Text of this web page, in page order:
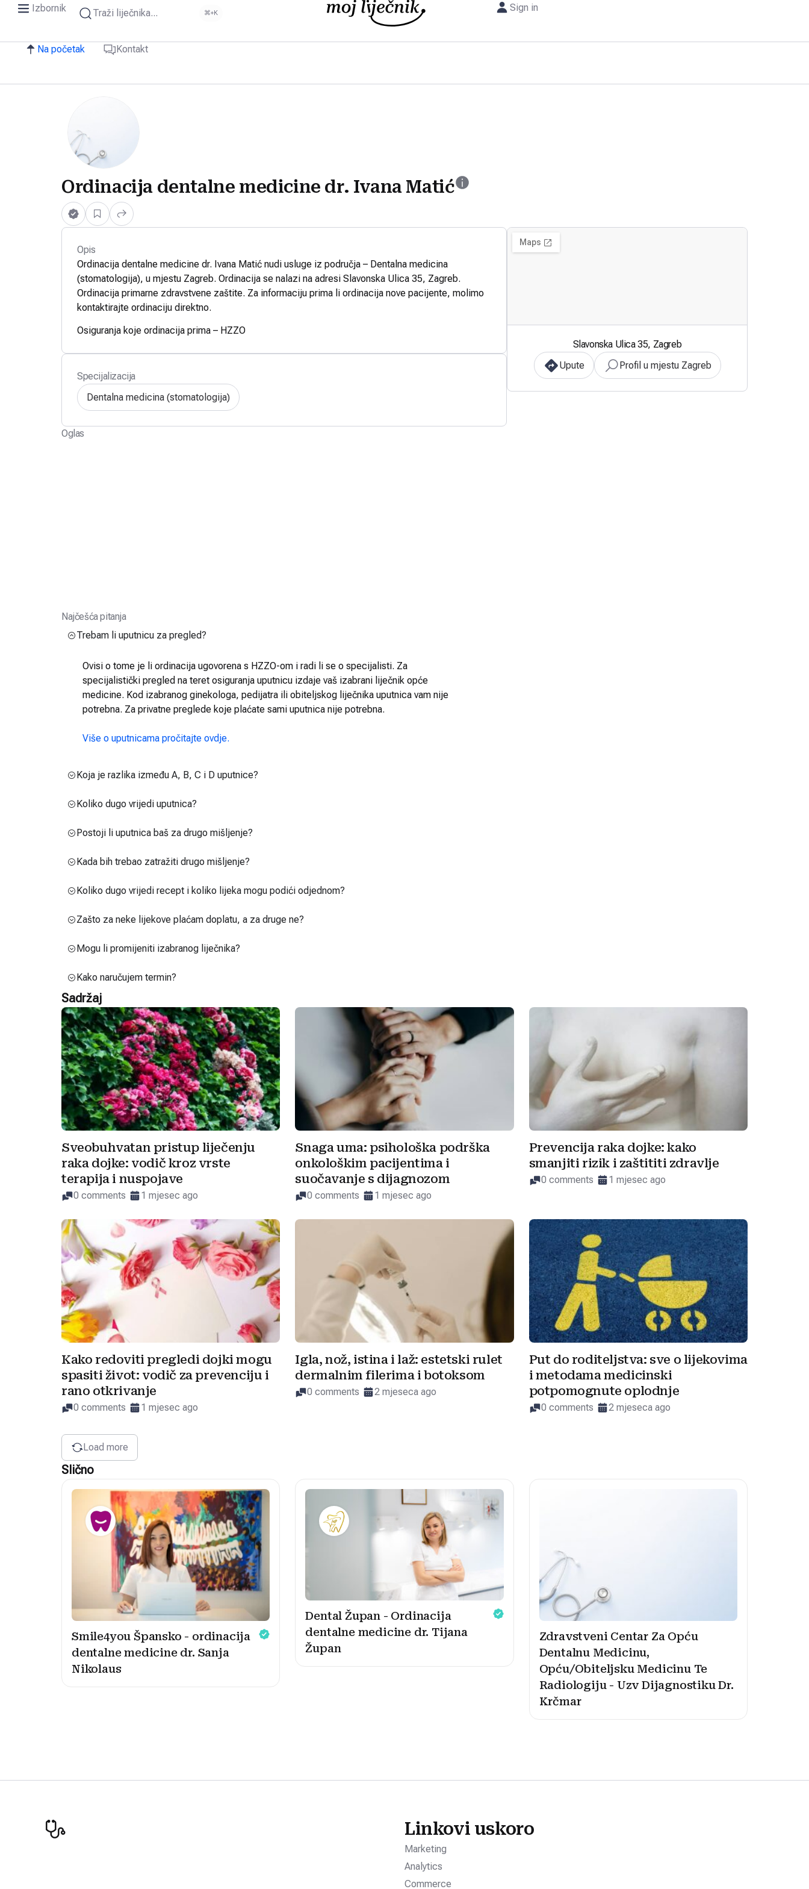
Izbornik Traži liječnika... ⌘+K Sign in
Na početak Kontakt
Ordinacija dentalne medicine dr. Ivana Matić
Opis
Ordinacija dentalne medicine dr. Ivana Matić nudi usluge iz područja – Dentalna medicina
(stomatologija), u mjestu Zagreb. Ordinacija se nalazi na adresi Slavonska Ulica 35, Zagreb.
Ordinacija primarne zdravstvene zaštite. Za informaciju prima li ordinacija nove pacijente, molimo
kontaktirajte ordinaciju direktno.
Osiguranja koje ordinacija prima – HZZO
Specijalizacija
Dentalna medicina (stomatologija)
Oglas
Slavonska Ulica 35, Zagreb
Upute
Profil u mjestu Zagreb
Najčešća pitanja
Trebam li uputnicu za pregled?
Ovisi o tome je li ordinacija ugovorena s HZZO-om i radi li se o specijalisti. Za
specijalistički pregled na teret osiguranja uputnicu izdaje vaš izabrani liječnik opće
medicine. Kod izabranog ginekologa, pedijatra ili obiteljskog liječnika uputnica vam nije
potrebna. Za privatne preglede koje plaćate sami uputnica nije potrebna.
Više o uputnicama pročitajte ovdje.
Koja je razlika između A, B, C i D uputnice?
Koliko dugo vrijedi uputnica?
Postoji li uputnica baš za drugo mišljenje?
Kada bih trebao zatražiti drugo mišljenje?
Koliko dugo vrijedi recept i koliko lijeka mogu podići odjednom?
Zašto za neke lijekove plaćam doplatu, a za druge ne?
Mogu li promijeniti izabranog liječnika?
Kako naručujem termin?
Sadržaj
Sveobuhvatan pristup liječenju
raka dojke: vodič kroz vrste
terapija i nuspojave
0 comments 1 mjesec ago
Snaga uma: psihološka podrška
onkološkim pacijentima i
suočavanje s dijagnozom
0 comments 1 mjesec ago
Prevencija raka dojke: kako
smanjiti rizik i zaštititi zdravlje
0 comments 1 mjesec ago
Kako redoviti pregledi dojki mogu
spasiti život: vodič za prevenciju i
rano otkrivanje
0 comments 1 mjesec ago
Igla, nož, istina i laž: estetski rulet
dermalnim filerima i botoksom
0 comments 2 mjeseca ago
Put do roditeljstva: sve o lijekovima
i metodama medicinski
potpomognute oplodnje
0 comments 2 mjeseca ago
Load more
Slično
Smile4you Špansko - ordinacija
dentalne medicine dr. Sanja
Nikolaus
Dental Župan - Ordinacija
dentalne medicine dr. Tijana
Župan
Zdravstveni Centar Za Opću
Dentalnu Medicinu,
Opću/Obiteljsku Medicinu Te
Radiologiju - Uzv Dijagnostiku Dr.
Krčmar
Linkovi uskoro
Marketing
Analytics
Commerce